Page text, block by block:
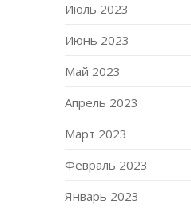
Июль 2023
Июнь 2023
Май 2023
Апрель 2023
Март 2023
Февраль 2023
Январь 2023